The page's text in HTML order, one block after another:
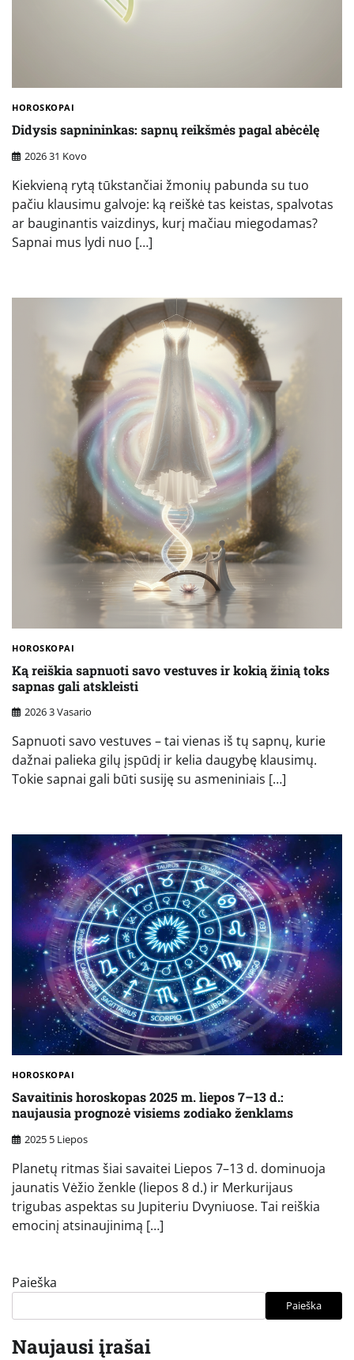
HOROSKOPAI
Didysis sapnininkas: sapnų reikšmės pagal abėcėlę
2026 31 Kovo
Kiekvieną rytą tūkstančiai žmonių pabunda su tuo
pačiu klausimu galvoje: ką reiškė tas keistas, spalvotas
ar bauginantis vaizdinys, kurį mačiau miegodamas?
Sapnai mus lydi nuo […]
HOROSKOPAI
Ką reiškia sapnuoti savo vestuves ir kokią žinią toks
sapnas gali atskleisti
2026 3 Vasario
Sapnuoti savo vestuves – tai vienas iš tų sapnų, kurie
dažnai palieka gilų įspūdį ir kelia daugybę klausimų.
Tokie sapnai gali būti susiję su asmeniniais […]
HOROSKOPAI
Savaitinis horoskopas 2025 m. liepos 7–13 d.:
naujausia prognozė visiems zodiako ženklams
2025 5 Liepos
Planetų ritmas šiai savaitei Liepos 7–13 d. dominuoja
jaunatis Vėžio ženkle (liepos 8 d.) ir Merk­urijaus
trigubas aspektas su Jupiteriu Dvyniuose. Tai reiškia
emocinį atsinaujinimą […]
Paieška
Paieška
Naujausi įrašai